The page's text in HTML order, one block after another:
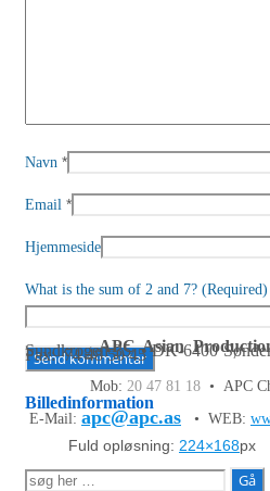
Navn *
Email *
Hjemmeside
What is the sum of 2 and 7? (Required)
Billedinformation
Fuld opløsning: 224×168px
APC Asian
Sundkrogen 35 • DK-6400
Fax: 74 48 50 45
Mob: 20 47 81 18 • APC
E-Mail: apc@apc.as • WEB:
Søg